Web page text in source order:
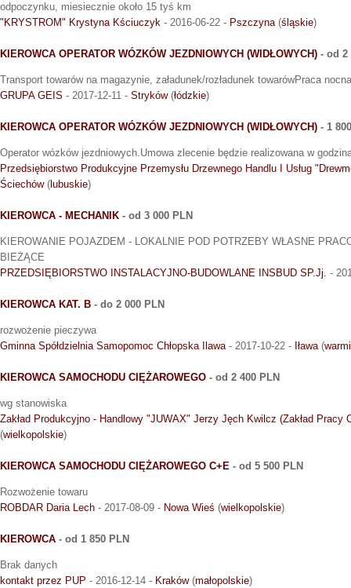
odpoczynku, miesiecznie około 15 tyś km
"KRYSTROM" Krystyna Kściuczyk - 2016-06-22 - Pszczyna(śląskie)
KIEROWCA OPERATOR WÓZKÓW JEZDNIOWYCH (WIDŁOWYCH) - od 2
Transport towarów na magazynie, załadunek/rozładunek towarówPraca nocna
GRUPA GEIS - 2017-12-11 - Stryków(łódzkie)
KIEROWCA OPERATOR WÓZKÓW JEZDNIOWYCH (WIDŁOWYCH) - 1
Operator wózków jezdniowych.Umowa zlecenie będzie realizowana w
Przedsiębiorstwo Produkcyjne Przemysłu Drzewnego Handlu I Usług
Ściechów( lubuskie)
KIEROWCA - MECHANIK - od 3 000 PLN
KIEROWANIE POJAZDEM - LOKALNIE POD POTRZEBY WŁASNE
BIEŻĄCE
PRZEDSIĘBIORSTWO INSTALACYJNO-BUDOWLANE INSBUD SP.Jj. -
KIEROWCA KAT. B - do 2 000 PLN
rozwożenie pieczywa
Gminna Spółdzielnia Samopomoc Chłopska Ilawa- 2017-10-22 - Iława(
KIEROWCA SAMOCHODU CIĘŻAROWEGO - od 2 400 PLN
wg stanowiska
Zakład Produkcyjno - Handlowy "JUWAX" Jerzy Jęch Kwilcz (Zakład Pracy
(wielkopolskie)
KIEROWCA SAMOCHODU CIĘŻAROWEGO C+E - od 5 500 PLN
Rozwożenie towaru
ROBDAR Daria Lech - 2017-08-09 - Nowa Wieś (wielkopolskie)
KIEROWCA - od 1 850 PLN
Brak danych
kontakt przez PUP - 2016-12-14 - Kraków(małopolskie)